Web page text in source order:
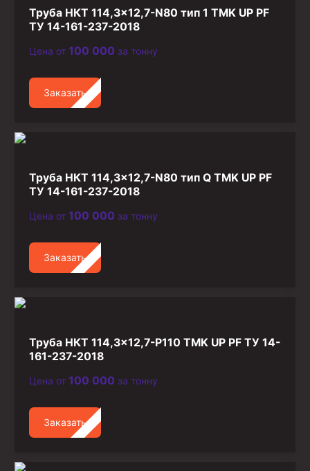
Стропы канатные
Стропы текстильные
Стропы цепные
Канаты стальные
Элементы линии обвязки
Труба НКТ 114,3×12,7-N80 тип 1 TMK UP PF
ТУ 14-161-237-2018
Цена от 100 000 за тонну
Заказать
Труба НКТ 114,3×12,7-N80 тип Q TMK UP PF
ТУ 14-161-237-2018
Цена от 100 000 за тонну
Заказать
Труба НКТ 114,3×12,7-P110 TMK UP PF ТУ 14-
161-237-2018
Цена от 100 000 за тонну
Заказать